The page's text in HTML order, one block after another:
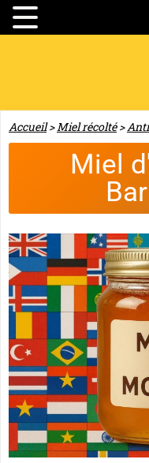
Accueil>Miel récolté>
Miel